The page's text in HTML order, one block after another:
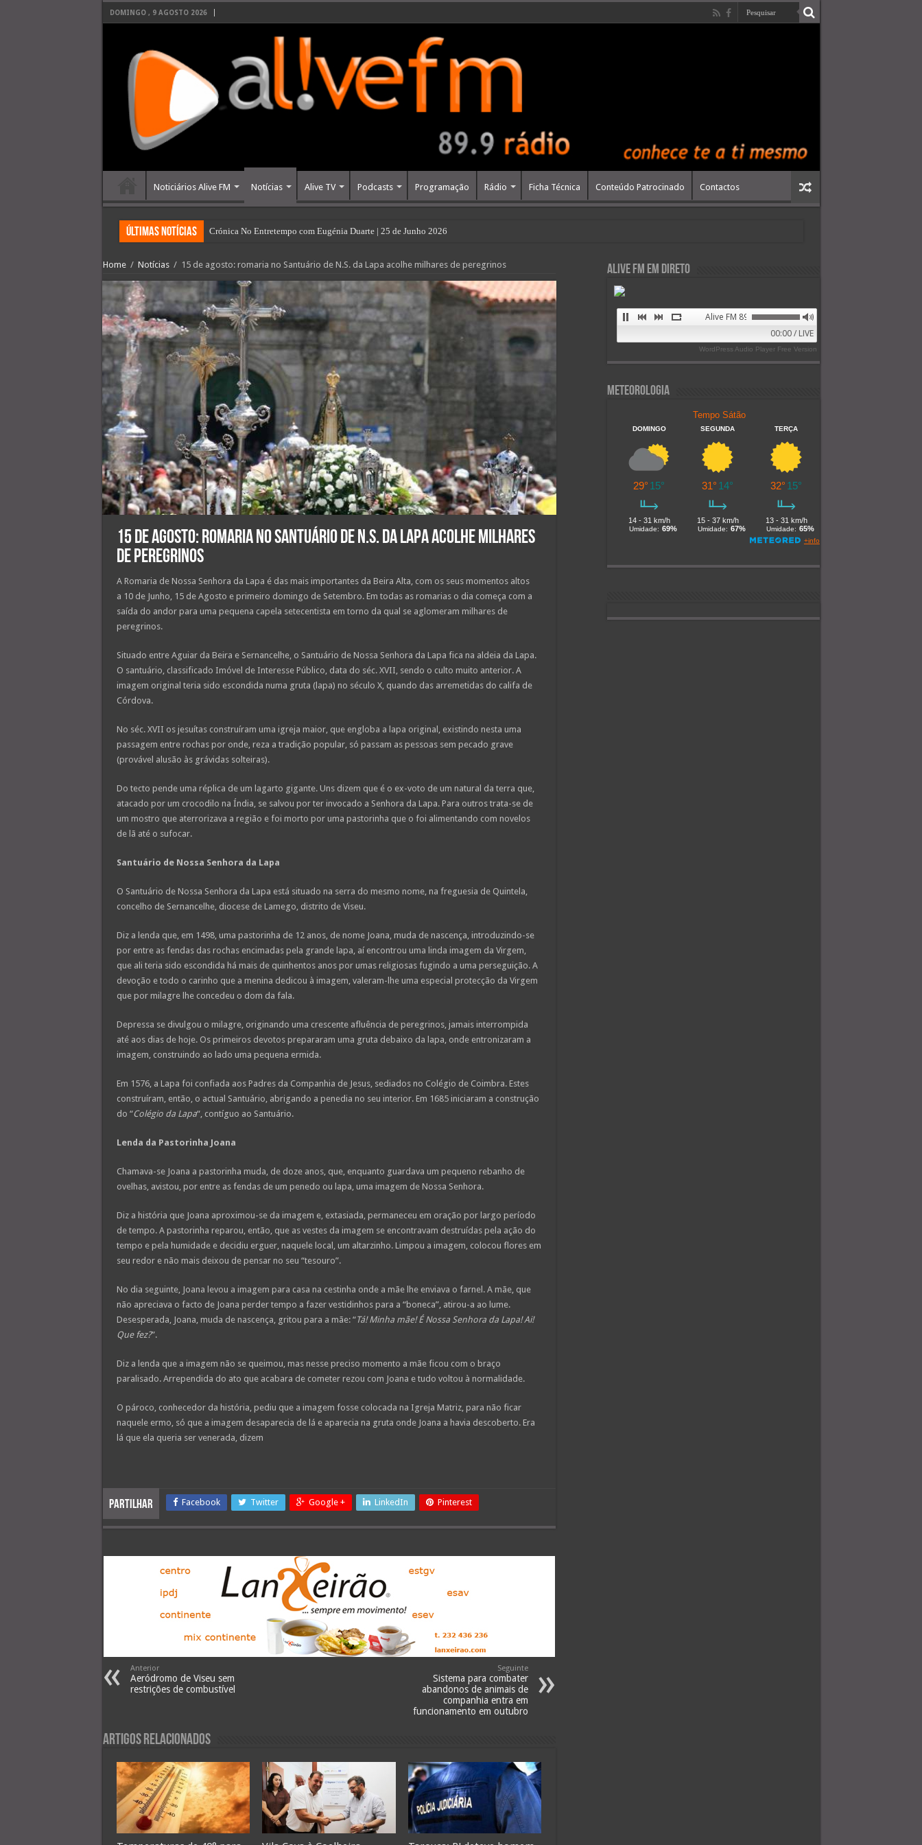
DOMINGO , 9 AGOSTO 2026
Noticiários Alive FM Notícias Alive TV Podcasts Programação Rádio Ficha Técnica Conteúdo Patrocinado Contactos
últimas Notícias Crónica No Entretempo com Eugénia Duarte | 25 de Junho 2026
Home / Notícias / 15 de agosto: romaria no Santuário de N.S. da Lapa acolhe milhares de peregrinos
15 de agosto: romaria no Santuário de N.S. da Lapa acolhe milhares
de peregrinos
A Romaria de Nossa Senhora da Lapa é das mais importantes da Beira Alta, com os seus momentos altos
a 10 de Junho, 15 de Agosto e primeiro domingo de Setembro. Em todas as romarias o dia começa com a
saída do andor para uma pequena capela setecentista em torno da qual se aglomeram milhares de
peregrinos.
Situado entre Aguiar da Beira e Sernancelhe, o Santuário de Nossa Senhora da Lapa fica na aldeia da Lapa.
O santuário, classificado Imóvel de Interesse Público, data do séc. XVII, sendo o culto muito anterior. A
imagem original teria sido escondida numa gruta (lapa) no século X, quando das arremetidas do califa de
Córdova.
No séc. XVII os jesuítas construíram uma igreja maior, que engloba a lapa original, existindo nesta uma
passagem entre rochas por onde, reza a tradição popular, só passam as pessoas sem pecado grave
(provável alusão às grávidas solteiras).
Do tecto pende uma réplica de um lagarto gigante. Uns dizem que é o ex-voto de um natural da terra que,
atacado por um crocodilo na Índia, se salvou por ter invocado a Senhora da Lapa. Para outros trata-se de
um mostro que aterrorizava a região e foi morto por uma pastorinha que o foi alimentando com novelos
de lã até o sufocar.
Santuário de Nossa Senhora da Lapa
O Santuário de Nossa Senhora da Lapa está situado na serra do mesmo nome, na freguesia de Quintela,
concelho de Sernancelhe, diocese de Lamego, distrito de Viseu.
Diz a lenda que, em 1498, uma pastorinha de 12 anos, de nome Joana, muda de nascença, introduzindo-se
por entre as fendas das rochas encimadas pela grande lapa, aí encontrou uma linda imagem da Virgem,
que ali teria sido escondida há mais de quinhentos anos por umas religiosas fugindo a uma perseguição. A
devoção e todo o carinho que a menina dedicou à imagem, valeram-lhe uma especial protecção da Virgem
que por milagre lhe concedeu o dom da fala.
Depressa se divulgou o milagre, originando uma crescente afluência de peregrinos, jamais interrompida
até aos dias de hoje. Os primeiros devotos prepararam uma gruta debaixo da lapa, onde entronizaram a
imagem, construindo ao lado uma pequena ermida.
Em 1576, a Lapa foi confiada aos Padres da Companhia de Jesus, sediados no Colégio de Coimbra. Estes
construíram, então, o actual Santuário, abrigando a penedia no seu interior. Em 1685 iniciaram a construção
do “Colégio da Lapa“, contíguo ao Santuário.
Lenda da Pastorinha Joana
Chamava-se Joana a pastorinha muda, de doze anos, que, enquanto guardava um pequeno rebanho de
ovelhas, avistou, por entre as fendas de um penedo ou lapa, uma imagem de Nossa Senhora.
Diz a história que Joana aproximou-se da imagem e, extasiada, permaneceu em oração por largo período
de tempo. A pastorinha reparou, então, que as vestes da imagem se encontravam destruídas pela ação do
tempo e pela humidade e decidiu erguer, naquele local, um altarzinho. Limpou a imagem, colocou flores em
seu redor e não mais deixou de pensar no seu “tesouro”.
No dia seguinte, Joana levou a imagem para casa na cestinha onde a mãe lhe enviava o farnel. A mãe, que
não apreciava o facto de Joana perder tempo a fazer vestidinhos para a “boneca”, atirou-a ao lume.
Desesperada, Joana, muda de nascença, gritou para a mãe: “Tá! Minha mãe! É Nossa Senhora da Lapa! Ai!
Que fez?”.
Diz a lenda que a imagem não se queimou, mas nesse preciso momento a mãe ficou com o braço
paralisado. Arrependida do ato que acabara de cometer rezou com Joana e tudo voltou à normalidade.
O pároco, conhecedor da história, pediu que a imagem fosse colocada na Igreja Matriz, para não ficar
naquele ermo, só que a imagem desaparecia de lá e aparecia na gruta onde Joana a havia descoberto. Era
lá que ela queria ser venerada, dizem
Partilhar Facebook Twitter Google + LinkedIn Pinterest
Anterior
Aeródromo de Viseu sem
restrições de combustível
Seguinte
Sistema para combater
abandonos de animais de
companhia entra em
funcionamento em outubro
Artigos Relacionados
Alive FM em Direto
Alive FM 89.9
00:00 / LIVE
WordPress Audio Player Free Version
Meteorologia